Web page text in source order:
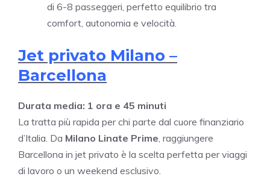
di 6-8 passeggeri, perfetto equilibrio tra
comfort, autonomia e velocità.
Jet privato Milano –
Barcellona
Durata media: 1 ora e 45 minuti
La tratta più rapida per chi parte dal cuore finanziario
d’Italia. Da Milano Linate Prime, raggiungere
Barcellona in jet privato è la scelta perfetta per viaggi
di lavoro o un weekend esclusivo.